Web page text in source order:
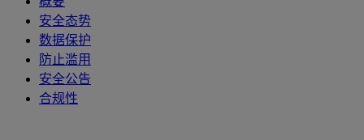
安全态势
数据保护
防止滥用
安全公告
合规性